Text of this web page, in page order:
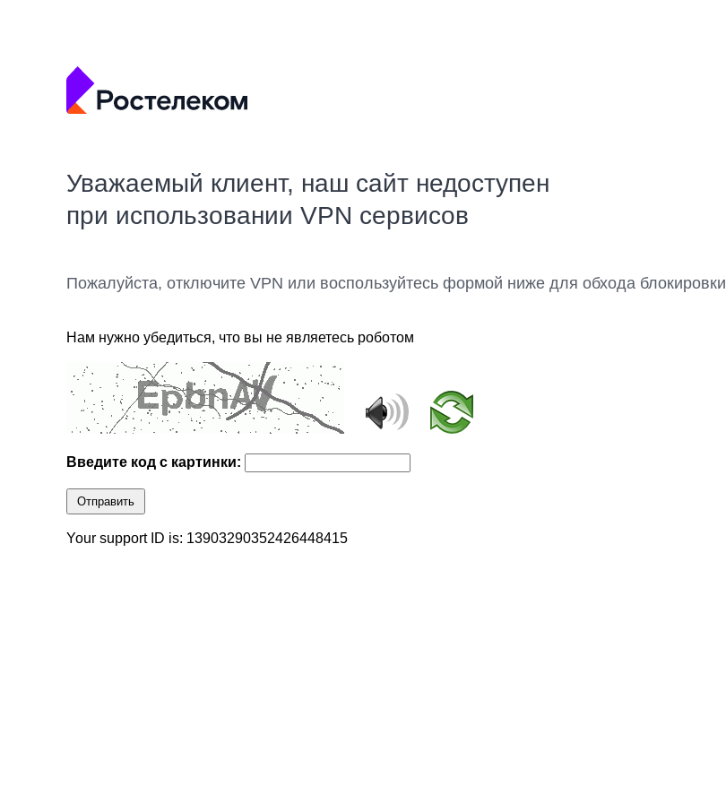
Уважаемый клиент, наш сайт недоступен
при использовании VPN сервисов
Пожалуйста, отключите VPN или воспользуйтесь формой ниже для обхода блокировки
Нам нужно убедиться, что вы не являетесь роботом
Введите код с картинки:
Отправить
Your support ID is: 13903290352426448415